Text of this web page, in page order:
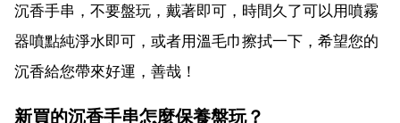
沉香手串，不要盤玩，戴著即可，時間久了可以用噴霧
器噴點純淨水即可，或者用溫毛巾擦拭一下，希望您的
沉香給您帶來好運，善哉！
新買的沉香手串怎麼保養盤玩？